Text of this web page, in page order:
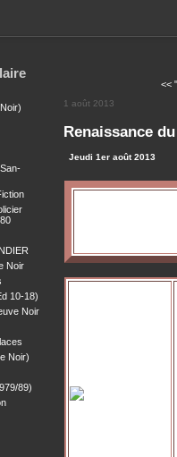
Noir
10-18)
Noir
Noir)
89)
<<
1 août 2013
Renaissance
Jeudi 1er août 2013